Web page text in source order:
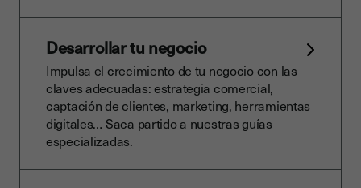
Desarrollar tu negocio
Impulsa el crecimiento de tu negocio con las
claves adecuadas: estrategia comercial,
captación de clientes, marketing, herramientas
digitales… Saca partido a nuestras guías
especializadas.